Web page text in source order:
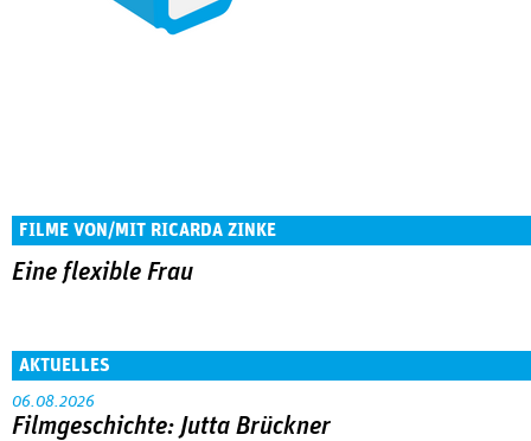
FILME VON/MIT RICARDA ZINKE
Eine flexible Frau
AKTUELLES
06.08.2026
Filmgeschichte: Jutta Brückner